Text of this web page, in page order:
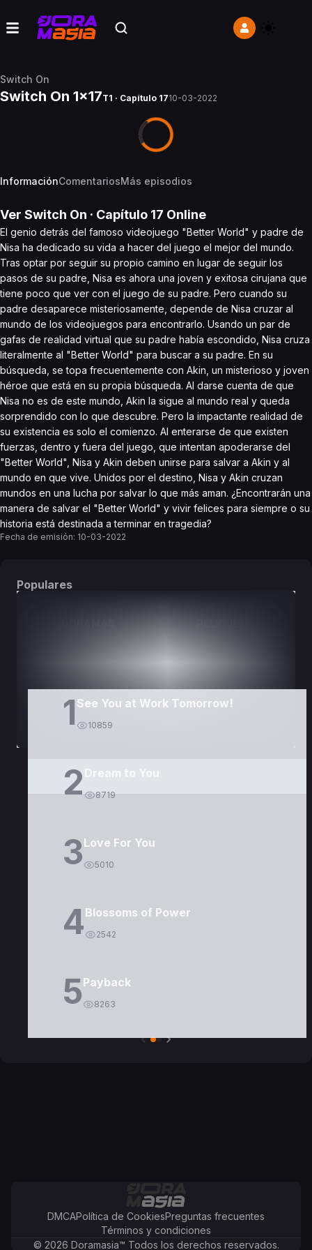
Switch On
Switch On 1x17T1 · Capítulo 1710-03-2022
InformaciónComentariosMás episodios
Ver Switch On · Capítulo 17 Online
El genio detrás del famoso videojuego "Better World" y padre de
Nisa ha dedicado su vida a hacer del juego el mejor del mundo.
Tras optar por seguir su propio camino en lugar de seguir los
pasos de su padre, Nisa es ahora una joven y exitosa cirujana que
tiene poco que ver con el juego de su padre. Pero cuando su
padre desaparece misteriosamente, depende de Nisa cruzar al
mundo de los videojuegos para encontrarlo. Usando un par de
gafas de realidad virtual que su padre había escondido, Nisa cruza
literalmente al "Better World" para buscar a su padre. En su
búsqueda, se topa frecuentemente con Akin, un misterioso y joven
héroe que está en su propia búsqueda. Al darse cuenta de que
Nisa no es de este mundo, Akin la sigue al mundo real y queda
sorprendido con lo que descubre. Pero la impactante realidad de
su existencia es solo el comienzo. Al enterarse de que existen
fuerzas, dentro y fuera del juego, que intentan apoderarse del
"Better World", Nisa y Akin deben unirse para salvar a Akin y al
mundo en que vive. Unidos por el destino, Nisa y Akin cruzan
mundos en una lucha por salvar lo que más aman. ¿Encontrarán una
manera de salvar el "Better World" y vivir felices para siempre o su
historia está destinada a terminar en tragedia?
Fecha de emisión: 10-03-2022
Populares
1 See You at Work Tomorrow!
10859
2 Dream to You
8719
3Love For You
5010
4Blossoms of Power
2542
5Payback
8263
DMCAPolítica de CookiesPreguntas frecuentes
Términos y condiciones
© 2026 Doramasia™ Todos los derechos reservados.